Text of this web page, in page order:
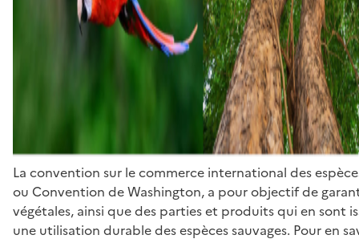
La convention sur le commerce international des
ou Convention de Washington, a pour objectif de
végétales, ainsi que des parties et produits qui en sont
une utilisation durable des espèces sauvages. Pour en